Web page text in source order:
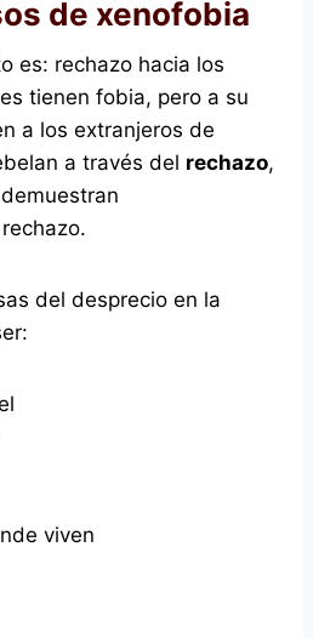
de xenofobia
es: rechazo hacia los
tienen fobia, pero a su
a los extranjeros de
a través del rechazo,
del desprecio en la
viven